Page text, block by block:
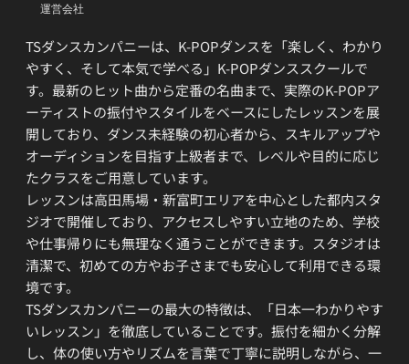
TSダンスカンパニーは、K-POPダンスを「楽しく、わかり
やすく、そして本気で学べる」K-POPダンススクールで
す。最新のヒット曲から定番の名曲まで、実際のK-POPア
ーティストの振付やスタイルをベースにしたレッスンを展
開しており、ダンス未経験の初心者から、スキルアップや
オーディションを目指す上級者まで、レベルや目的に応じ
たクラスをご用意しています。
レッスンは高田馬場・新富町エリアを中心とした都内スタ
ジオで開催しており、アクセスしやすい立地のため、学校
や仕事帰りにも無理なく通うことができます。スタジオは
清潔で、初めての方やお子さまでも安心して利用できる環
境です。
TSダンスカンパニーの最大の特徴は、「日本一わかりやす
いレッスン」を徹底していることです。振付を細かく分解
し、体の使い方やリズムを言葉で丁寧に説明しながら、一
運営会社